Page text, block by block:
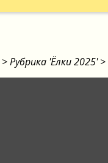
>Рубрика 'Ёлки 2025' >